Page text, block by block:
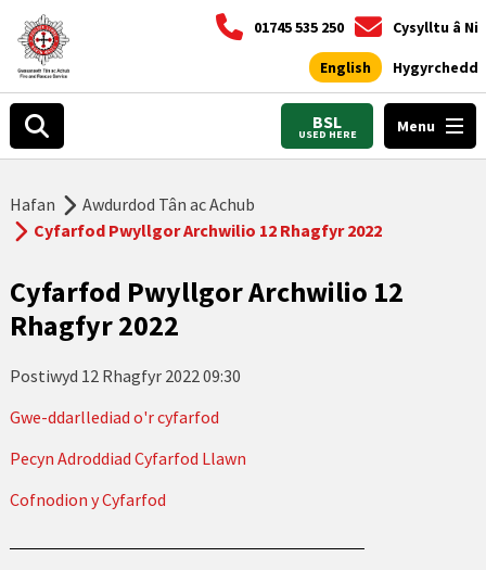
01745 535 250 Cysylltu â Ni
English Hygyrchedd
BSL
USED HERE Menu
Hafan
Awdurdod Tân ac Achub
Cyfarfod Pwyllgor Archwilio 12 Rhagfyr 2022
Cyfarfod Pwyllgor Archwilio 12
Rhagfyr 2022
Postiwyd 12 Rhagfyr 2022 09:30
Gwe-ddarllediad o'r cyfarfod
Pecyn Adroddiad Cyfarfod Llawn
Cofnodion y Cyfarfod